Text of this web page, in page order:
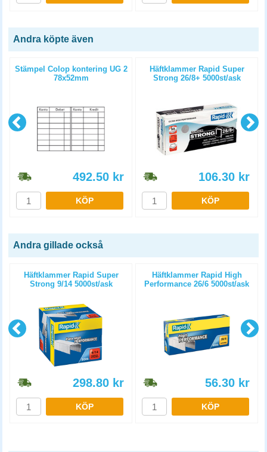
Andra köpte även
Stämpel Colop kontering UG 2
78x52mm
492.50 kr
KÖP
Häftklammer Rapid Super
Strong 26/8+ 5000st/ask
106.30 kr
KÖP
Andra gillade också
Häftklammer Rapid Super
Strong 9/14 5000st/ask
298.80 kr
KÖP
Häftklammer Rapid High
Performance 26/6 5000st/ask
56.30 kr
KÖP